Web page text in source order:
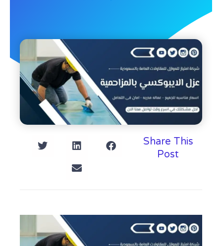
Share This
Post